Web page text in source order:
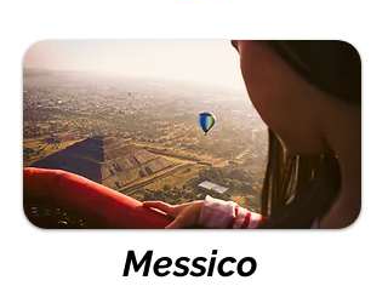
Messico